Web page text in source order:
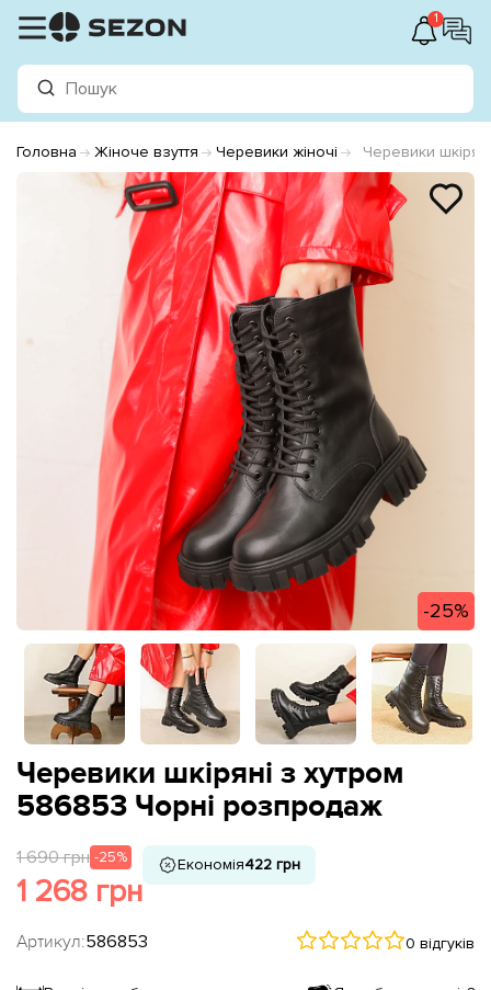
1
Головна Жіноче взуття Черевики жіночі Черевики
-25%
Черевики шкіряні з хутром
586853 Чорні розпродаж
1 690 грн -25%
1 268 грн
Економія422 грн
Артикул:586853 0 відгуків